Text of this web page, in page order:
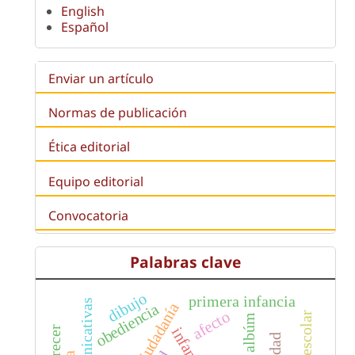
English
Español
Enviar un artículo
Normas de publicación
Ética editorial
Equipo editorial
Convocatoria
Palabras clave
ciudadanía
obediencia afecto
primera infancia
dibujo